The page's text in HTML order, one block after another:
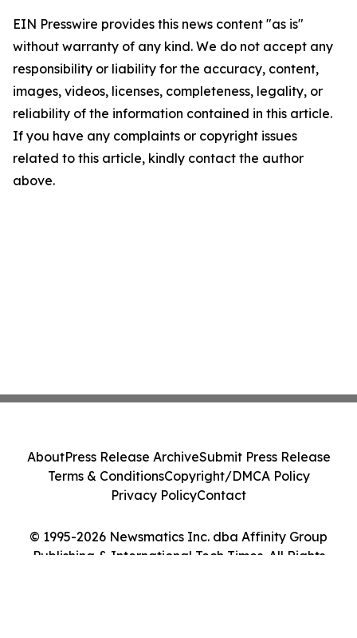
EIN Presswire provides this news content "as is"
without warranty of any kind. We do not accept any
responsibility or liability for the accuracy, content,
images, videos, licenses, completeness, legality, or
reliability of the information contained in this article.
If you have any complaints or copyright issues
related to this article, kindly contact the author
above.
© 1995-2026 Newsmatics Inc. dba Affinity Group
Publishing & International Tech Times. All Rights
AboutPress Release ArchiveSubmit Press Release
Terms & ConditionsCopyright/DMCA Policy
Privacy PolicyContact